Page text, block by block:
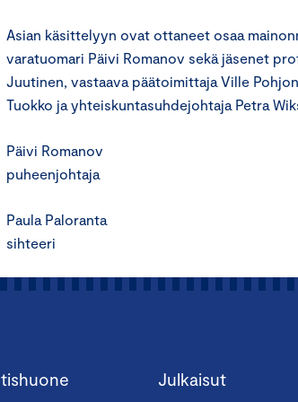
Asian käsittelyyn ovat ottaneet osaa
varatuomari Päivi Romanov sekä jäsenet
Juutinen, vastaava päätoimittaja Ville
Tuokko ja yhteiskuntasuhdejohtaja Petra
Päivi Romanov
puheenjohtaja
Paula Paloranta
sihteeri
Julkaisut